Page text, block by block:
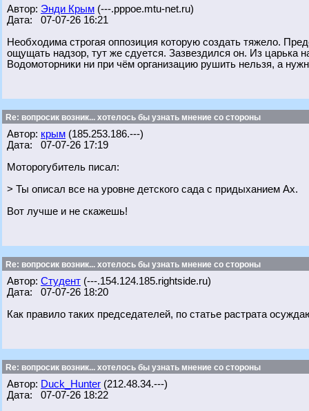
Автор: Энди Крым (---.pppoe.mtu-net.ru)
Дата: 07-07-26 16:21
Необходима строгая оппозиция которую создать тяжело.
ощущать надзор, тут же сдуется. Зазвездился он. Из царька
Водомоторники ни при чём организацию рушить нельзя, а
Re: вопросик возник... хотелось бы узнать мнение со стороны
Автор: крым (185.253.186.---)
Дата: 07-07-26 17:19
Моторогубитель писал:
> Ты описал все на уровне детского сада с придыханием Ах.
Вот лучше и не скажешь!
Re: вопросик возник... хотелось бы узнать мнение со стороны
Автор: Студент (---.154.124.185.rightside.ru)
Дата: 07-07-26 18:20
Как правило таких председателей, по статье растрата
Re: вопросик возник... хотелось бы узнать мнение со стороны
Автор: Duck_Hunter (212.48.34.---)
Дата: 07-07-26 18:22